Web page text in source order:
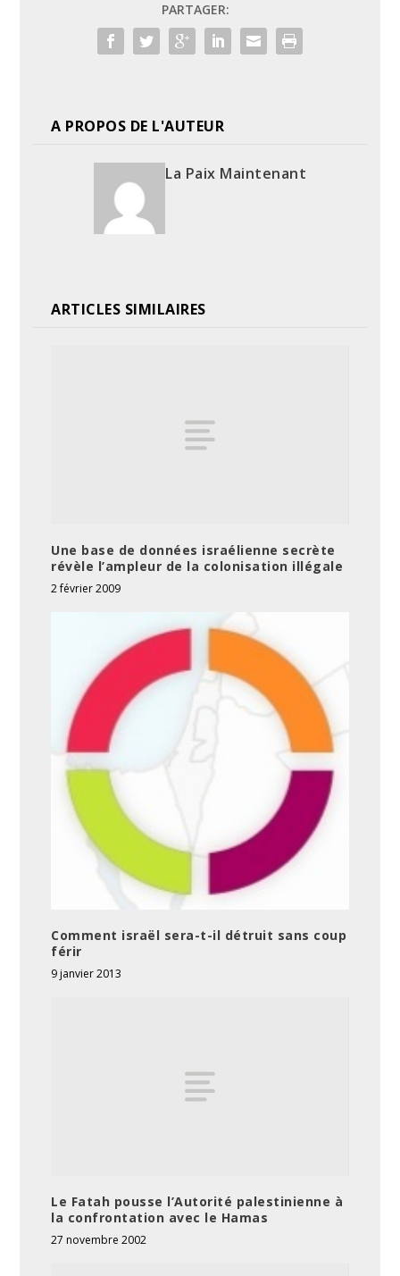
PARTAGER:
A PROPOS DE L'AUTEUR
La Paix Maintenant
ARTICLES SIMILAIRES
Une base de données israélienne secrète
révèle l’ampleur de la colonisation illégale
2 février 2009
Comment israël sera-t-il détruit sans coup
férir
9 janvier 2013
Le Fatah pousse l’Autorité palestinienne à
la confrontation avec le Hamas
27 novembre 2002